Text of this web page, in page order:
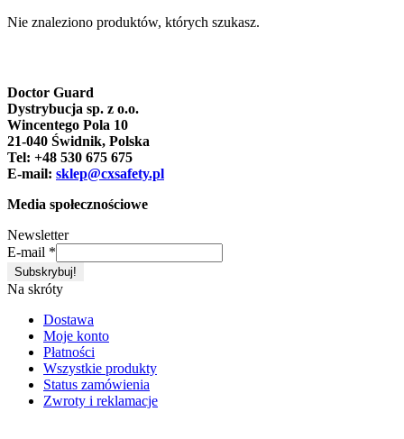
Nie znaleziono produktów, których szukasz.
Doctor Guard
Dystrybucja sp. z o.o.
Wincentego Pola 10
21-040 Świdnik, Polska
Tel: +48 530 675 675
E-mail: sklep@cxsafety.pl
Media społecznościowe
Newsletter
E-mail *
Na skróty
Dostawa
Moje konto
Płatności
Wszystkie produkty
Status zamówienia
Zwroty i reklamacje